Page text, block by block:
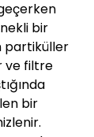
bir
partiküller
ve filtre
bir